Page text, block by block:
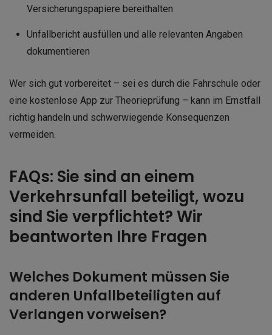
Versicherungspapiere bereithalten
Unfallbericht ausfüllen und alle relevanten Angaben
dokumentieren
Wer sich gut vorbereitet – sei es durch die Fahrschule oder
eine kostenlose App zur Theorieprüfung – kann im Ernstfall
richtig handeln und schwerwiegende Konsequenzen
vermeiden.
FAQs: Sie sind an einem
Verkehrsunfall beteiligt, wozu
sind Sie verpflichtet? Wir
beantworten Ihre Fragen
Welches Dokument müssen Sie
anderen Unfallbeteiligten auf
Verlangen vorweisen?